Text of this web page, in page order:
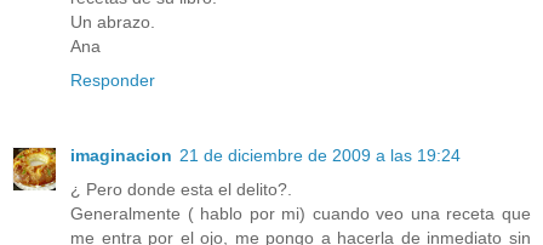
Un abrazo.
Ana
Responder
imaginacion 21 de diciembre de 2009 a las 19:24
¿ Pero donde esta el delito?.
Generalmente ( hablo por mi) cuando veo una receta que
me entra por el ojo, me pongo a hacerla de inmediato sin